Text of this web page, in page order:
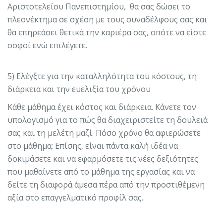
Αριστοτελείου Πανεπιστημίου, θα σας δώσει το
πλεονέκτημα σε σχέση με τους συναδέλφους σας και
θα επηρεάσει θετικά την καριέρα σας, οπότε να είστε
σοφοί ενώ επιλέγετε.
5) Ελέγξτε για την καταλληλότητα του κόστους, τη
διάρκεια και την ευελιξία του χρόνου
Κάθε μάθημα έχει κόστος και διάρκεια. Κάνετε τον
υπολογισμό για το πώς θα διαχειριστείτε τη δουλειά
σας και τη μελέτη μαζί. Πόσο χρόνο θα αφιερώσετε
στο μάθημα; Επίσης, είναι πάντα καλή ιδέα να
δοκιμάσετε και να εφαρμόσετε τις νέες δεξιότητες
που μαθαίνετε από το μάθημα της εργασίας και να
δείτε τη διαφορά άμεσα πέρα από την προστιθέμενη
αξία στο επαγγελματικό προφίλ σας.